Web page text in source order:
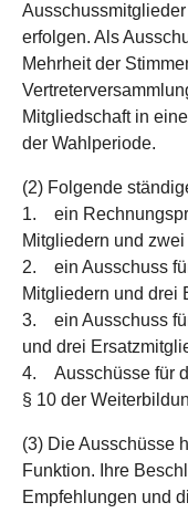
erfolgen. Als
Mehrheit der
Mitgliedschaft in
der Wahlperiode.
(2) Folgende
1. ein
Mitgliedern und
2. ein Ausschuss
Mitgliedern und drei
3. ein Ausschuss
und drei
4. Ausschüsse für
§ 10 der
(3) Die Ausschüsse
Funktion. Ihre
Empfehlungen und